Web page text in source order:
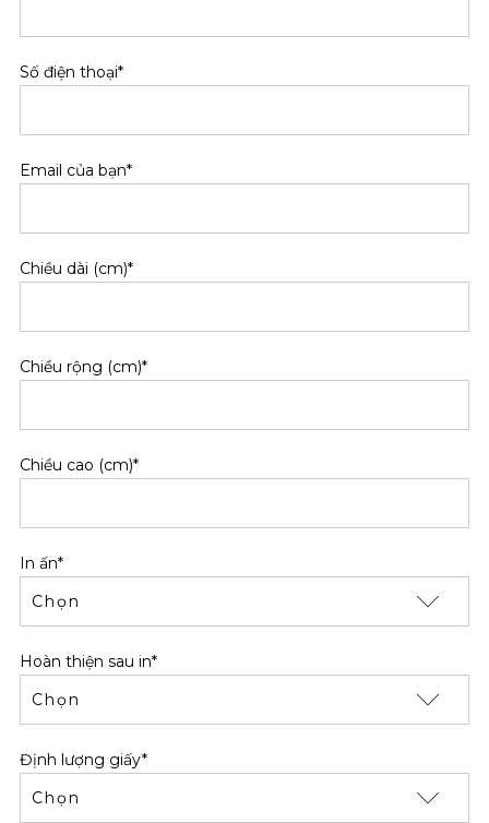
Số điện thoại*
Email của bạn*
Chiều dài (cm)*
Chiều rộng (cm)*
Chiều cao (cm)*
In ấn*
Hoàn thiện sau in*
Định lượng giấy*